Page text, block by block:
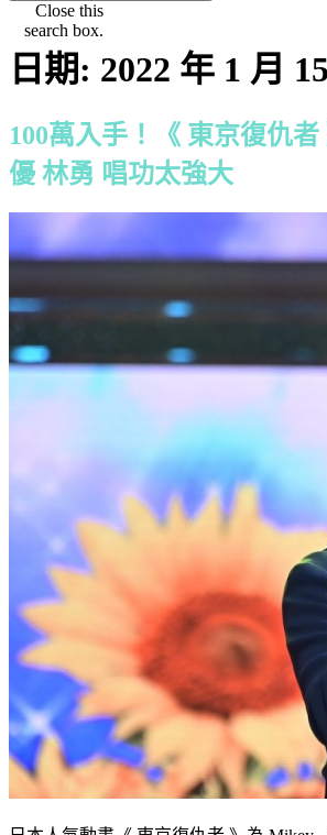
Close this
search box.
日期: 2022 年 1 月
100萬入手！《 東京復仇
優 林勇 唱功太強大